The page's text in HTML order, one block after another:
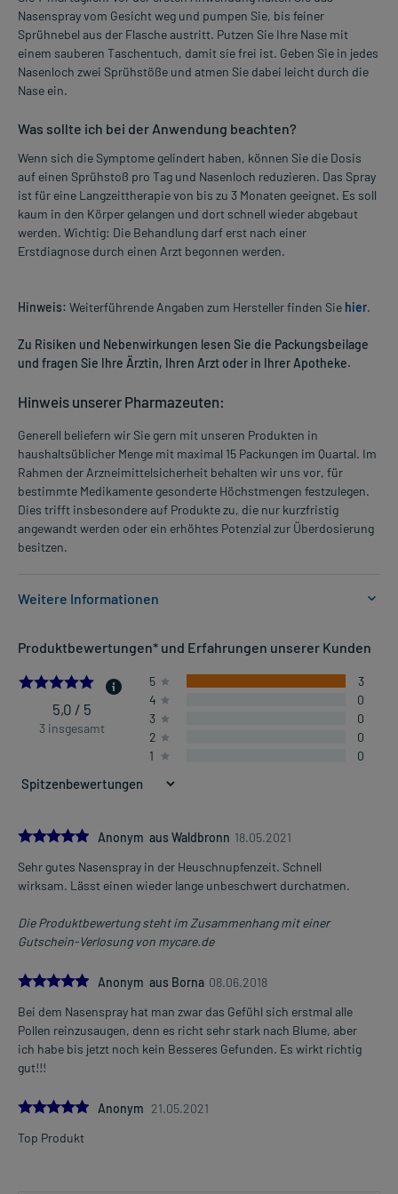
Nasenspray vom Gesicht weg und pumpen Sie, bis feiner
Sprühnebel aus der Flasche austritt. Putzen Sie Ihre Nase mit
einem sauberen Taschentuch, damit sie frei ist. Geben Sie in jedes
Nasenloch zwei Sprühstöße und atmen Sie dabei leicht durch die
Nase ein.
Was sollte ich bei der Anwendung beachten?
Wenn sich die Symptome gelindert haben, können Sie die Dosis
auf einen Sprühstoß pro Tag und Nasenloch reduzieren. Das Spray
ist für eine Langzeittherapie von bis zu 3 Monaten geeignet. Es soll
kaum in den Körper gelangen und dort schnell wieder abgebaut
werden. Wichtig: Die Behandlung darf erst nach einer
Erstdiagnose durch einen Arzt begonnen werden.
Hinweis: Weiterführende Angaben zum Hersteller finden Sie hier.
Zu Risiken und Nebenwirkungen lesen Sie die Packungsbeilage
und fragen Sie Ihre Ärztin, Ihren Arzt oder in Ihrer Apotheke.
Hinweis unserer Pharmazeuten:
Generell beliefern wir Sie gern mit unseren Produkten in
haushaltsüblicher Menge mit maximal 15 Packungen im Quartal. Im
Rahmen der Arzneimittelsicherheit behalten wir uns vor, für
bestimmte Medikamente gesonderte Höchstmengen festzulegen.
Dies trifft insbesondere auf Produkte zu, die nur kurzfristig
angewandt werden oder ein erhöhtes Potenzial zur Überdosierung
besitzen.
Weitere Informationen
- Allergischer Schnupfen, z.B. Heuschnupfen, z.B. Heuschnupfen
Dosierung und Anwendungshinweise:
Erwachsene
2 Sprühstöße pro Nasenloch
1-mal täglich
morgens
Erwachsene
1-mal täglich
morgens
Die Gesamtdosis sollte nicht ohne Rücksprache mit einem Arzt
oder Apotheker überschritten werden.
Art der Anwendung?
des Einsprühens atmen Sie leicht durch die Nase. Zuvor reinigen
Sie die Nase durch kräftiges Schnäuzen. Vor Gebrauch gut
schütteln. Vor der ersten Anwendung sollten Sie mehrmals
pumpen bis ein Sprühnebel entsteht. Um Infektionen zu
benutzt werden.
Dauer der Anwendung?
Mehr anzeigen
Produktbewertungen* und Erfahrungen unserer Kunden
5.0
5,0 / 5
3 insgesamt
5
3
4
0
3
0
2
0
1
0
5.0Anonym aus Waldbronn 18.05.2021
Sehr gutes Nasenspray in der Heuschnupfenzeit. Schnell
wirksam. Lässt einen wieder lange unbeschwert durchatmen.
Die Produktbewertung steht im Zusammenhang mit einer
Gutschein-Verlosung von mycare.de
5.0Anonym aus Borna 08.06.2018
Bei dem Nasenspray hat man zwar das Gefühl sich erstmal alle
Pollen reinzusaugen, denn es richt sehr stark nach Blume, aber
ich habe bis jetzt noch kein Besseres Gefunden. Es wirkt richtig
gut!!!
5.0Anonym 21.05.2021
Top Produkt